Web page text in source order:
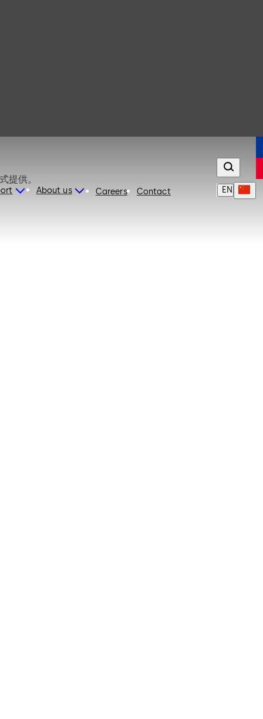
About us Careers Contact EN
用户或工程锁模式提供。